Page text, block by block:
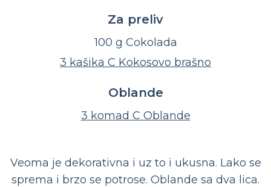
Za preliv
100 g Cokolada
3 kašika C Kokosovo brašno
Oblande
3 komad C Oblande
Veoma je dekorativna i uz to i ukusna. Lako se
sprema i brzo se potrose. Oblande sa dva lica.